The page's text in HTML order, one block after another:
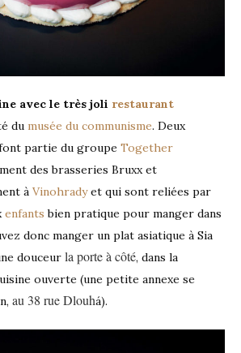
avec le très joli restaurant
du musée du communisme. Deux
partie du groupe Together
des brasseries Bruxx et
à Vinohradyet qui sont reliées par
enfantsbien pratique pour manger dans
donc manger un plat asiatique à Sia
douceur la porte à côté, dans la
ouverte (une petite annexe se
au 38 rue Dlouhá).